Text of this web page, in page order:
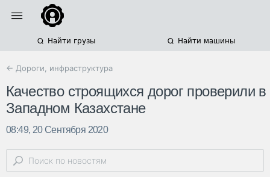
Найти грузы Найти машины
← Дороги, инфраструктура
Качество строящихся дорог проверили в
Западном Казахстане
08:49, 20 Сентября 2020